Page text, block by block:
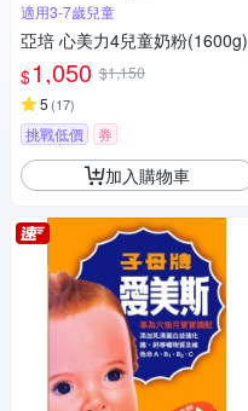
適用3-7歲兒童
亞培 心美力4兒童奶粉(1600g)
$1,050 $1,150
5 (17)
挑戰低價 券
加入購物車